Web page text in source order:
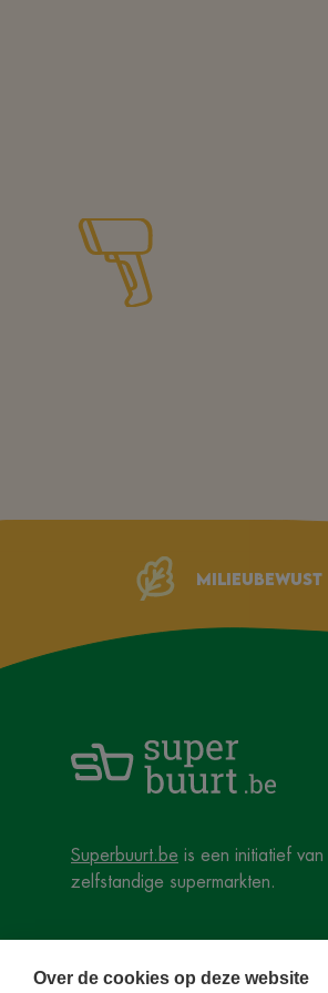
Over de cookies op deze website
Milieubewust
Superbuurt.be is een initiatief van
zelfstandige supermarkten.